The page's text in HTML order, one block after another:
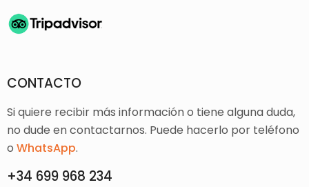
CONTACTO
Si quiere recibir más información o tiene alguna duda,
no dude en contactarnos. Puede hacerlo por teléfono
o WhatsApp.
+34 699 968 234